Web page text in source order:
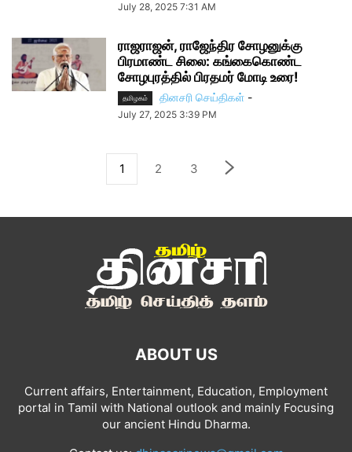
July 28, 2025 7:31 AM
ராஜராஜன், ராஜேந்திர சோழனுக்கு
பிரமாண்ட சிலை: கங்கைகொண்ட
சோழபுரத்தில் பிரதமர் மோடி உரை!
தமிழகம் தினசரி செய்திகள் -
July 27, 2025 3:39 PM
1 2 3
ABOUT US
Current affairs, Entertainment, Education, Employment
portal in Tamil with National outlook and mainly Focusing
our ancient Hindu Dharma.